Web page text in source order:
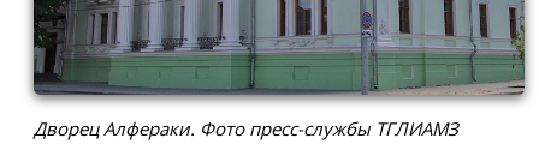
Дворец Алфераки. Фото пресс-службы ТГЛИАМЗ